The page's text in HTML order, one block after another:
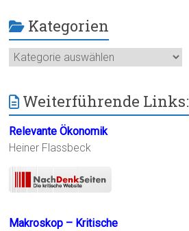
Kategorien
Kategorien
Weiterführende Links:
Relevante Ökonomik
Heiner Flassbeck
Makroskop – Kritische